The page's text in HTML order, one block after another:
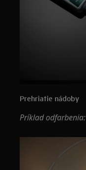
Prehriatie nádoby
Príklad odfarbenia: